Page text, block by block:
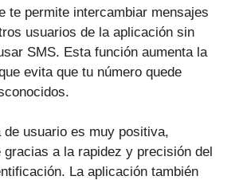
te permite intercambiar mensajes
usuarios de la aplicación sin
SMS. Esta función aumenta la
evita que tu número quede
de usuario es muy positiva,
gracias a la rapidez y precisión del
La aplicación también